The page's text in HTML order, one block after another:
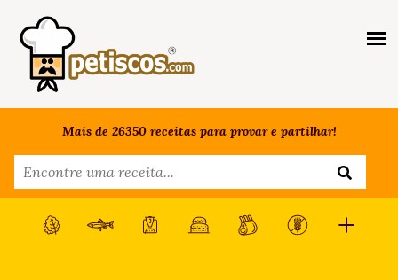
Mais de 26350 receitas para provar e partilhar!